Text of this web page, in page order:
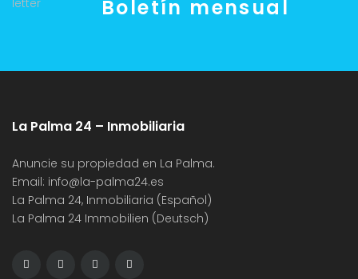
Boletín mensual
La Palma 24 – Inmobiliaria
Anuncie su propiedad en La Palma.
Email: info@la-palma24.es
La Palma 24, Inmobiliaria (Español)
La Palma 24 Immobilien (Deutsch)